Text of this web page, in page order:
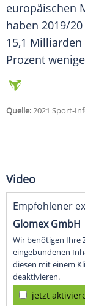
europäischen
haben 2019/
15,1
Prozent
Quelle:2021 Sport-
Video
Empfohlener
Glomex GmbH
Wir benötigen Ihre
eingebundenen
diesen mit einem
deaktivieren.
jetzt